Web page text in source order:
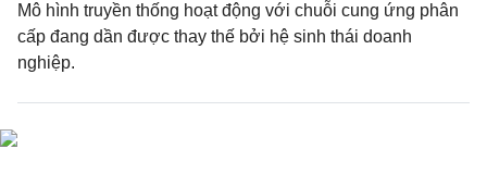
Mô hình truyền thống hoạt động với chuỗi cung ứng phân
cấp đang dần được thay thế bởi hệ sinh thái doanh
nghiệp.